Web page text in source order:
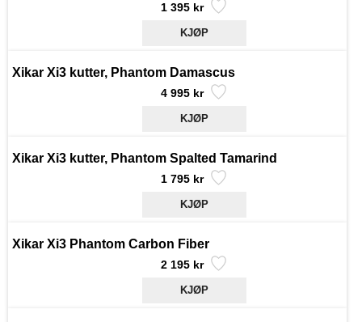
1 395 kr
Xikar Xi3 kutter, Phantom Damascus
4 995 kr
Xikar Xi3 kutter, Phantom Spalted Tamarind
1 795 kr
Xikar Xi3 Phantom Carbon Fiber
2 195 kr